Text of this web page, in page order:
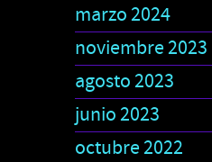
marzo 2024
noviembre 2023
agosto 2023
junio 2023
octubre 2022